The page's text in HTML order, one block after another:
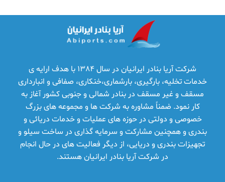
شرکت آریا بنادر ایرانیان در سال 1384 با هدف ارایه ­ی
خدمات تخلیه، بارگیری، بارشماری،خنکاری، صفافی و انبارداری
مسقف و غیر مسقف در بنادر شمالی و جنوبی کشور آغاز به
کار نمود. ضمناً مشاوره به شرکت ها و مجموعه­ های بزرگ
خصوصی و دولتی در حوزه­ های عملیات و خدمات دریائی و
بندری و همچنین مشارکت و سرمایه ­گذاری در ساخت سیلو و
تجهیزات بندری و دریایی، از دیگر فعالیت­ های در حال انجام
در شرکت آریا بنادر ایرانیان هستند.